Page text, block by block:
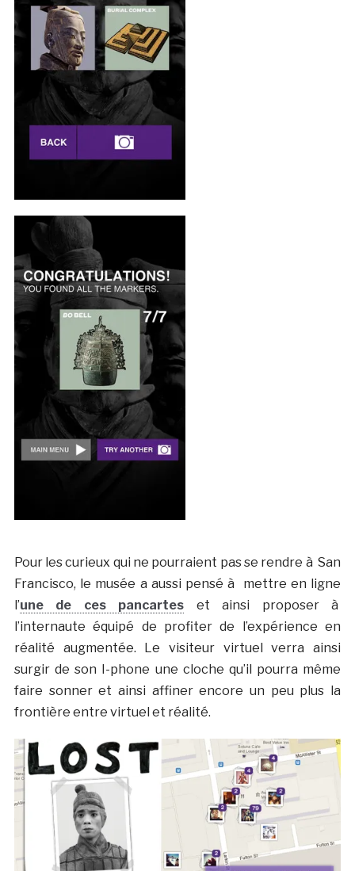
Pour les curieux qui ne pourraient pas se rendre à San
Francisco, le musée a aussi pensé à mettre en ligne
l’une de ces pancartes et ainsi proposer à
l’internaute équipé de profiter de l’expérience en
réalité augmentée. Le visiteur virtuel verra ainsi
surgir de son I-phone une cloche qu’il pourra même
faire sonner et ainsi affiner encore un peu plus la
frontière entre virtuel et réalité.